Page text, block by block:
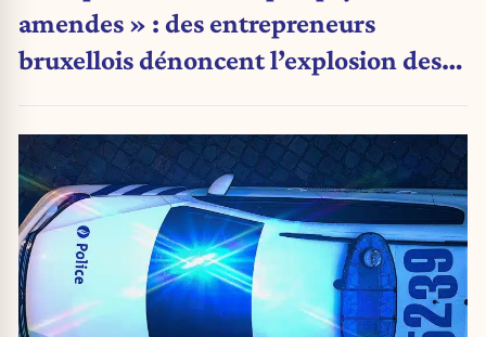
amendes » : des entrepreneurs
bruxellois dénoncent l’explosion des